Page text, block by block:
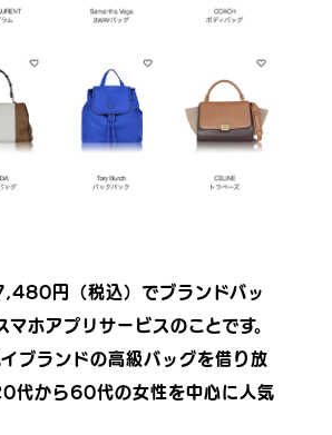
円（税込）でブランドバッ
ホアプリサービスのことです。
ブランドの高級バッグを借り放
代から60代の女性を中心に人気